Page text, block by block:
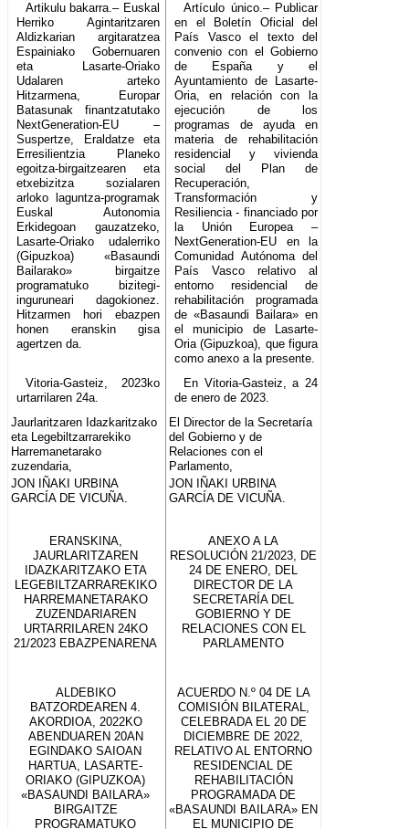
Artikulu bakarra.– Euskal
Herriko Agintaritzaren
Aldizkarian argitaratzea
Espainiako Gobernuaren
eta Lasarte-Oriako
Udalaren arteko
Hitzarmena, Europar
Batasunak finantzatutako
NextGeneration-EU –
Suspertze, Eraldatze eta
Erresilientzia Planeko
egoitza-birgaitzearen eta
etxebizitza sozialaren
arloko laguntza-programak
Euskal Autonomia
Erkidegoan gauzatzeko,
Lasarte-Oriako udalerriko
(Gipuzkoa) «Basaundi
Bailarako» birgaitze
programatuko bizitegi-
inguruneari dagokionez.
Hitzarmen hori ebazpen
honen eranskin gisa
agertzen da.
Artículo único.– Publicar
en el Boletín Oficial del
País Vasco el texto del
convenio con el Gobierno
de España y el
Ayuntamiento de Lasarte-
Oria, en relación con la
ejecución de los
programas de ayuda en
materia de rehabilitación
residencial y vivienda
social del Plan de
Recuperación,
Transformación y
Resiliencia - financiado por
la Unión Europea –
NextGeneration-EU en la
Comunidad Autónoma del
País Vasco relativo al
entorno residencial de
rehabilitación programada
de «Basaundi Bailara» en
el municipio de Lasarte-
Oria (Gipuzkoa), que figura
como anexo a la presente.
Vitoria-Gasteiz, 2023ko
urtarrilaren 24a.
En Vitoria-Gasteiz, a 24
de enero de 2023.
Jaurlaritzaren Idazkaritzako
eta Legebiltzarrarekiko
Harremanetarako
zuzendaria,
El Director de la Secretaría
del Gobierno y de
Relaciones con el
Parlamento,
JON IÑAKI URBINA
GARCÍA DE VICUÑA.
JON IÑAKI URBINA
GARCÍA DE VICUÑA.
ERANSKINA,
JAURLARITZAREN
IDAZKARITZAKO ETA
LEGEBILTZARRAREKIKO
HARREMANETARAKO
ZUZENDARIAREN
URTARRILAREN 24KO
21/2023 EBAZPENARENA
ANEXO A LA
RESOLUCIÓN 21/2023, DE
24 DE ENERO, DEL
DIRECTOR DE LA
SECRETARÍA DEL
GOBIERNO Y DE
RELACIONES CON EL
PARLAMENTO
ALDEBIKO
BATZORDEAREN 4.
AKORDIOA, 2022KO
ABENDUAREN 20AN
EGINDAKO SAIOAN
HARTUA, LASARTE-
ORIAKO (GIPUZKOA)
«BASAUNDI BAILARA»
BIRGAITZE
PROGRAMATUKO
ACUERDO N.º 04 DE LA
COMISIÓN BILATERAL,
CELEBRADA EL 20 DE
DICIEMBRE DE 2022,
RELATIVO AL ENTORNO
RESIDENCIAL DE
REHABILITACIÓN
PROGRAMADA DE
«BASAUNDI BAILARA» EN
EL MUNICIPIO DE